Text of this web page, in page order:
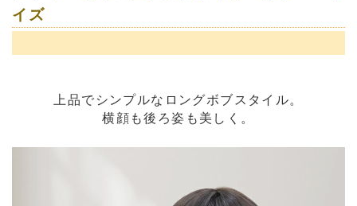
イズ
上品でシンプルなロングボブスタイル。
横顔も後ろ姿も美しく。